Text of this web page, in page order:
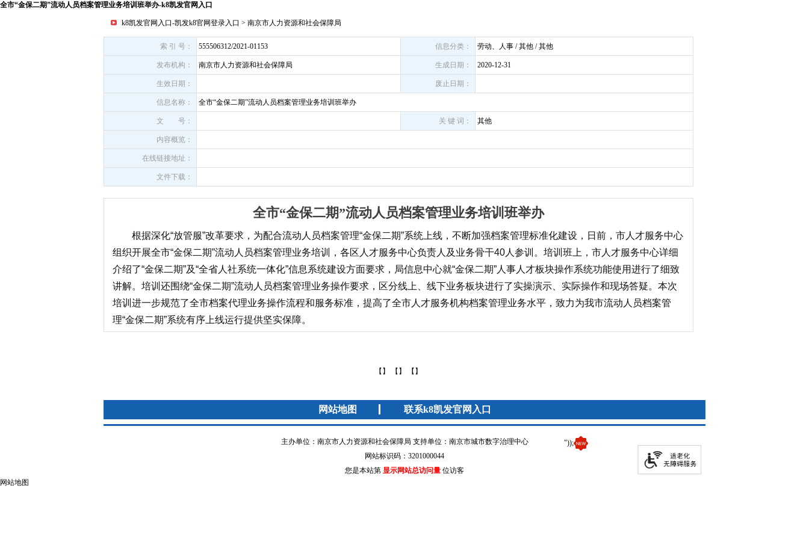
全市“金保二期”流动人员档案管理业务培训班举办-k8凯发官网入口
k8凯发官网入口-凯发k8官网登录入口 > 南京市人力资源和社会保障局
索 引 号： 555506312/2021-01153 信息分类： 劳动、人事 / 其他 / 其他
发布机构： 南京市人力资源和社会保障局 生成日期： 2020-12-31
生效日期： 废止日期：
信息名称： 全市“金保二期”流动人员档案管理业务培训班举办
文 号： 关 键 词： 其他
内容概览：
在线链接地址：
文件下载：
全市“金保二期”流动人员档案管理业务培训班举办
根据深化“放管服”改革要求，为配合流动人员档案管理“金保二期”系统上线，不断加强档案管理标准化建设，日前，市人才服务中心
组织开展全市“金保二期”流动人员档案管理业务培训，各区人才服务中心负责人及业务骨干40人参训。培训班上，市人才服务中心详细
介绍了“金保二期”及“全省人社系统一体化”信息系统建设方面要求，局信息中心就“金保二期”人事人才板块操作系统功能使用进行了细致
讲解。培训还围绕“金保二期”流动人员档案管理业务操作要求，区分线上、线下业务板块进行了实操演示、实际操作和现场答疑。本次
培训进一步规范了全市档案代理业务操作流程和服务标准，提高了全市人才服务机构档案管理业务水平，致力为我市流动人员档案管
理“金保二期”系统有序上线运行提供坚实保障。
【】 【】 【】
网站地图 联系k8凯发官网入口
主办单位：南京市人力资源和社会保障局 支持单位：南京市城市数字治理中心
网站标识码：3201000044
您是本站第 显示网站总访问量 位访客
"));
网站地图